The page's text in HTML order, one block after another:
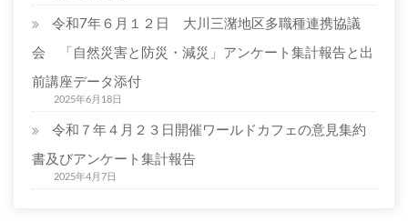
ッ
ト」
は
令和7年６月１２日 大川三潴地区多職種連携協議
会 「自然災害と防災・減災」アンケート集計報告と出
前講座データ添付
2025年6月18日
令和７年４月２３日開催ワールドカフェの意見集約
書及びアンケート集計報告
2025年4月7日